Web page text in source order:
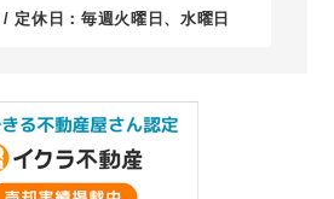
定休日：毎週火曜日、水曜日